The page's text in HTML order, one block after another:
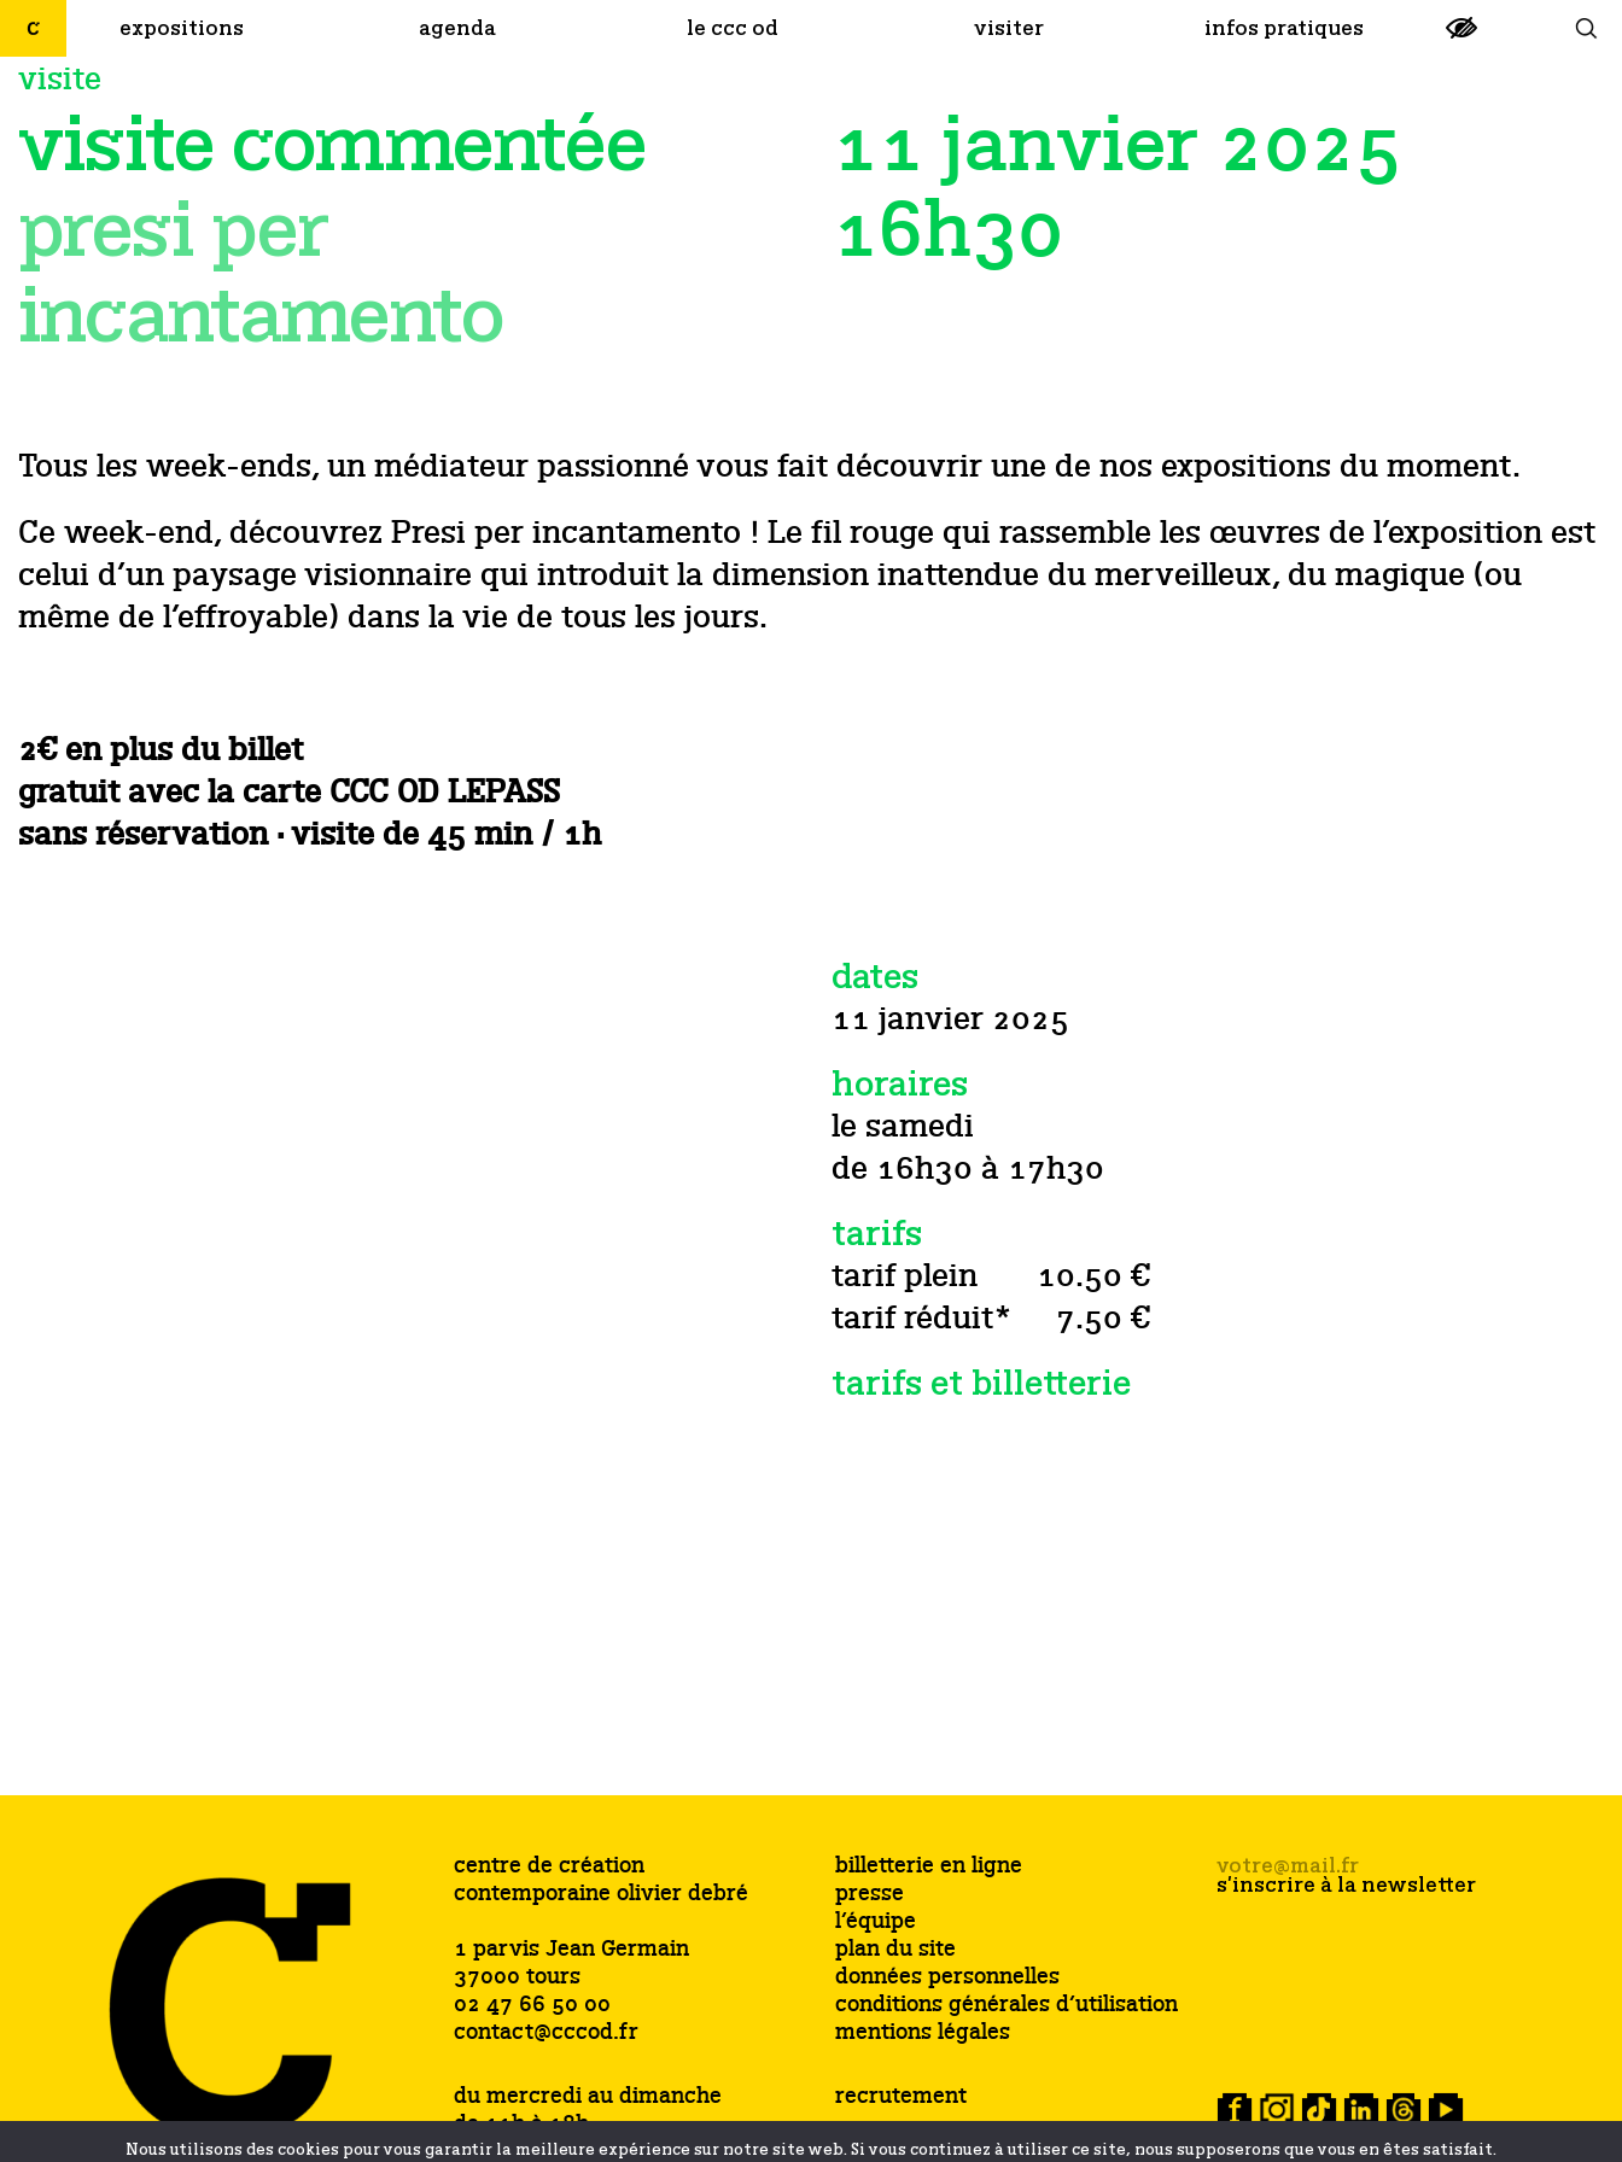
expositions agenda le ccc od visiter infos pratiques
visite
visite commentée
presi per
incantamento
11 janvier 2025
16h30
Tous les week-ends, un médiateur passionné vous fait découvrir une de nos expositions du moment.
Ce week-end, découvrez Presi per incantamento ! Le fil rouge qui rassemble les œuvres de l’exposition est
celui d’un paysage visionnaire qui introduit la dimension inattendue du merveilleux, du magique (ou
même de l’effroyable) dans la vie de tous les jours.
2€ en plus du billet
gratuit avec la carte CCC OD LEPASS
sans réservation · visite de 45 min / 1h
dates
11 janvier 2025
horaires
le samedi
de 16h30 à 17h30
tarifs
tarif plein
10.50 €
tarif réduit*
7.50 €
tarifs et billetterie
centre de création
contemporaine olivier debré
1 parvis Jean Germain
37000 tours
02 47 66 50 00
contact@cccod.fr
du mercredi au dimanche
de 11h à 18h
samedi jusqu’à 19h
billetterie en ligne
presse
l’équipe
plan du site
données personnelles
conditions générales d’utilisation
mentions légales
recrutement
Nous utilisons des cookies pour vous garantir la meilleure expérience sur notre site web. Si vous continuez à utiliser ce site, nous supposerons que vous en êtes satisfait.